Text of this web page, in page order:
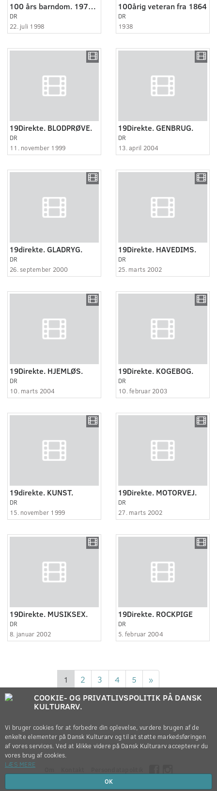
100 års barndom. 1970-1980: Flippe - det er noget til at tage om halsen.
DR
22. juli 1998
100årig veteran fra 1864
DR
1938
19Direkte. BLODPRØVE.
DR
11. november 1999
19Direkte. GENBRUG.
DR
13. april 2004
19direkte. GLADRYG.
DR
26. september 2000
19Direkte. HAVEDIMS.
DR
25. marts 2002
19Direkte. HJEMLØS.
DR
10. marts 2004
19Direkte. KOGEBOG.
DR
10. februar 2003
19direkte. KUNST.
DR
15. november 1999
19Direkte. MOTORVEJ.
DR
27. marts 2002
19Direkte. MUSIKSEX.
DR
8. januar 2002
19Direkte. ROCKPIGE
DR
5. februar 2004
1 2 3 4 5 »
Copyright © 2012-2026
COOKIE- OG PRIVATLIVSPOLITIK PÅ DANSK
KULTURARV.
Vi bruger cookies for at forbedre din oplevelse, vurdere brugen af de
enkelte elementer på Dansk Kulturarv og til at støtte markedsføringen
af vores services. Ved at klikke videre på Dansk Kulturarv accepterer du
vores brug af cookies.
LÆS MERE
OK